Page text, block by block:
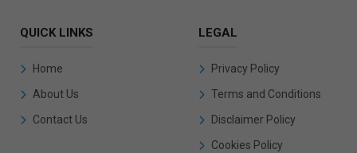
QUICK LINKS
Home
About Us
Contact Us
LEGAL
Privacy Policy
Terms and Conditions
Disclaimer Policy
Cookies Policy